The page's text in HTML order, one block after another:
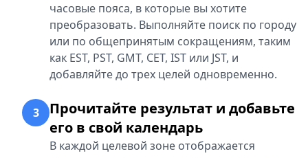
часовые пояса, в которые вы хотите
преобразовать. Выполняйте поиск по городу
или по общепринятым сокращениям, таким
как EST, PST, GMT, CET, IST или JST, и
добавляйте до трех целей одновременно.
3
Прочитайте результат и добавьте
его в свой календарь
В каждой целевой зоне отображается